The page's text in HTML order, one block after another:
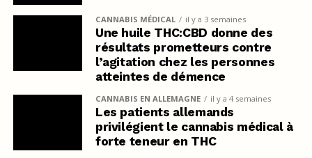
CANNABIS MÉDICAL il y a 3 semaines
Une huile THC:CBD donne des
résultats prometteurs contre
l’agitation chez les personnes
atteintes de démence
CANNABIS EN ALLEMAGNE il y a 4 semaines
Les patients allemands
privilégient le cannabis médical à
forte teneur en THC